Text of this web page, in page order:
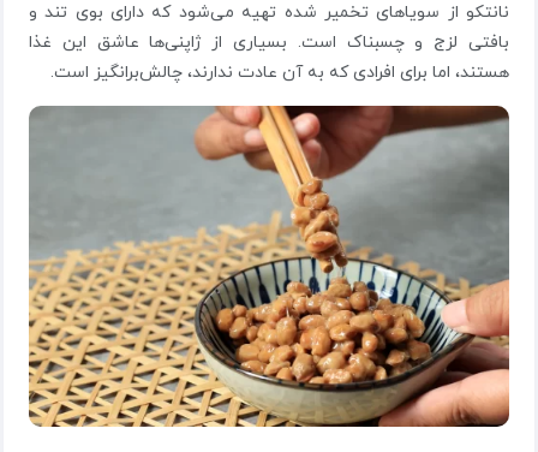
نانتکو از سویاهای تخمیر شده تهیه می‌شود که دارای بوی تند و
بافتی لزج و چسبناک است. بسیاری از ژاپنی‌ها عاشق این غذا
هستند، اما برای افرادی که به آن عادت ندارند، چالش‌برانگیز است.